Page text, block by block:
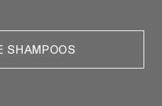
SHAMPOOS